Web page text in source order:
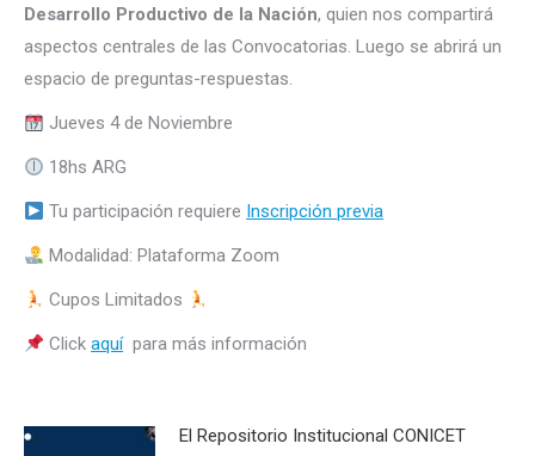
Desarrollo Productivo de la Nación, quien nos compartirá
aspectos centrales de las Convocatorias. Luego se abrirá un
espacio de preguntas-respuestas.
Jueves 4 de Noviembre
18hs ARG
Tu participación requiere Inscripción previa
Modalidad: Plataforma Zoom
Cupos Limitados
Clickaquípara más información
El Repositorio Institucional CONICET